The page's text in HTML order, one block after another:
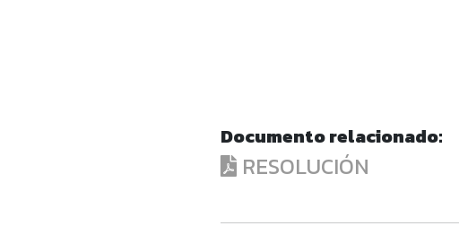
Documento relacionado:
RESOLUCIÓN